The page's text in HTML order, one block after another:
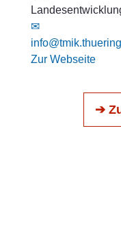
✉
Zur Webseite
➔